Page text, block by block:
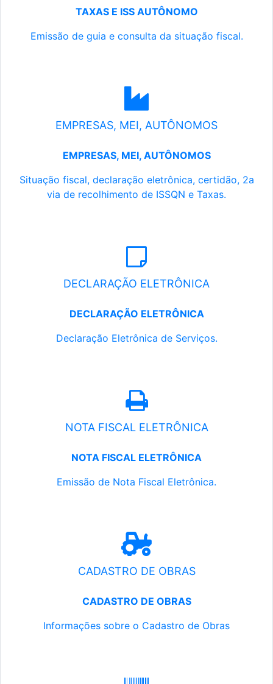
TAXAS E ISS AUTÔNOMO
Emissão de guia e consulta da situação fiscal.
EMPRESAS, MEI, AUTÔNOMOS
EMPRESAS, MEI, AUTÔNOMOS
Situação fiscal, declaração eletrônica, certidão, 2a
via de recolhimento de ISSQN e Taxas.
DECLARAÇÃO ELETRÔNICA
DECLARAÇÃO ELETRÔNICA
Declaração Eletrônica de Serviços.
NOTA FISCAL ELETRÔNICA
NOTA FISCAL ELETRÔNICA
Emissão de Nota Fiscal Eletrônica.
CADASTRO DE OBRAS
CADASTRO DE OBRAS
Informações sobre o Cadastro de Obras